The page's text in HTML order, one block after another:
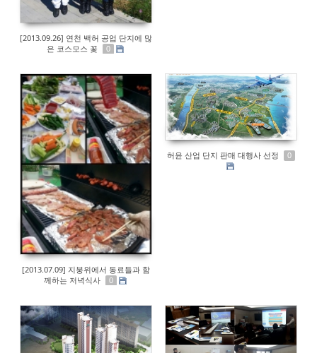
[2013.09.26] 연천 백허 공업 단지에 많
은 코스모스 꽃
0
[2013.07.09] 지붕위에서 동료들과 함
께하는 저녁식사
0
허윤 산업 단지 판매 대행사 선정 0